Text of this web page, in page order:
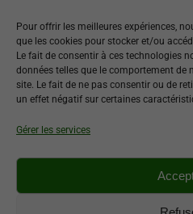
Pour offrir les meilleures expériences,
que les cookies pour stocker et/ou
Le fait de consentir à ces technologies
données telles que le comportement de
site. Le fait de ne pas consentir ou de
un effet négatif sur certaines
Gérer les services
Rosa
16,90€ TTC
Ajouter au panier
14,90€ TTC